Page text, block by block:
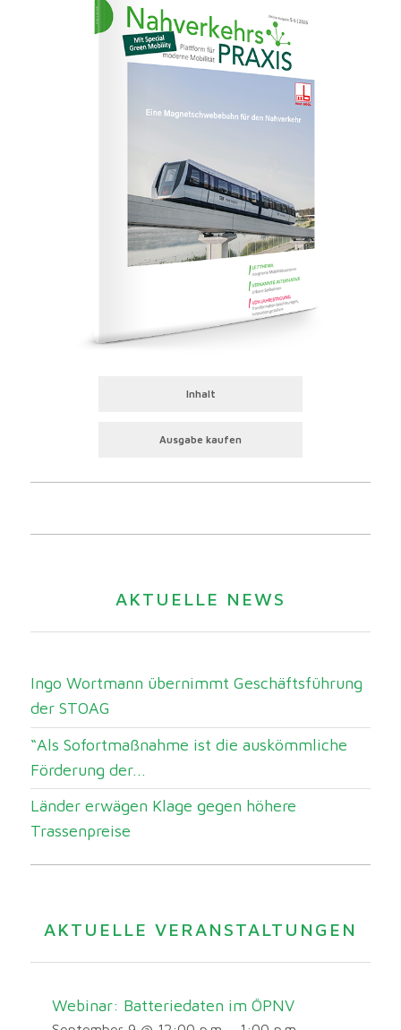
Inhalt
Ausgabe kaufen
AKTUELLE NEWS
Ingo Wortmann übernimmt Geschäftsführung
der STOAG
“Als Sofortmaßnahme ist die auskömmliche
Förderung der...
Länder erwägen Klage gegen höhere
Trassenpreise
AKTUELLE VERANSTALTUNGEN
Webinar: Batteriedaten im ÖPNV